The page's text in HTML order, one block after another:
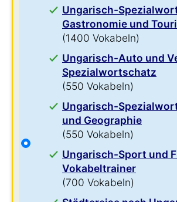
Ungarisch-
Gastronomie und
(1400 Vokabeln)
Ungarisch-Auto und
Spezialwortschatz
(550 Vokabeln)
Ungarisch-
und Geographie
(550 Vokabeln)
Ungarisch-Sport und
Vokabeltrainer
(700 Vokabeln)